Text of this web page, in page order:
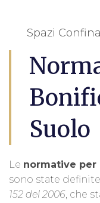
Spazi
Suolo
Le normative per
sono state definite
152 del 2006, che